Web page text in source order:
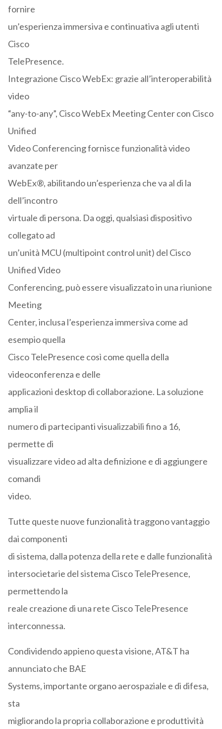
fornire
un’esperienza immersiva e continuativa agli utenti
Cisco
TelePresence.
Integrazione Cisco WebEx: grazie all’interoperabilità
video
“any-to-any”, Cisco WebEx Meeting Center con Cisco
Unified
Video Conferencing fornisce funzionalità video
avanzate per
WebEx®, abilitando un’esperienza che va al di la
dell’incontro
virtuale di persona. Da oggi, qualsiasi dispositivo
collegato ad
un’unità MCU (multipoint control unit) del Cisco
Unified Video
Conferencing, può essere visualizzato in una riunione
Meeting
Center, inclusa l’esperienza immersiva come ad
esempio quella
Cisco TelePresence così come quella della
videoconferenza e delle
applicazioni desktop di collaborazione. La soluzione
amplia il
numero di partecipanti visualizzabili fino a 16,
permette di
visualizzare video ad alta definizione e di aggiungere
comandi
video.
Tutte queste nuove funzionalità traggono vantaggio
dai componenti
di sistema, dalla potenza della rete e dalle funzionalità
intersocietarie del sistema Cisco TelePresence,
permettendo la
reale creazione di una rete Cisco TelePresence
interconnessa.
Condividendo appieno questa visione, AT&T ha
annunciato che BAE
Systems, importante organo aerospaziale e di difesa,
sta
migliorando la propria collaborazione e produttività